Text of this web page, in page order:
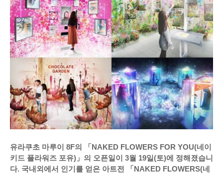
유라쿠초 마루이 8F의 「NAKED FLOWERS FOR YOU(네이
키드 플라워즈 포유)」의 오픈일이 3월 19일(토)에 정해졌습니
다. 국내외에서 인기를 얻은 아트전 「NAKED FLOWERS(네